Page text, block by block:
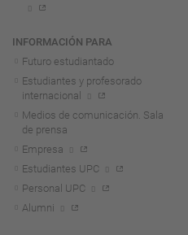
INFORMACIÓN PARA
Futuro estudiantado
Estudiantes y profesorado
internacional
Medios de comunicación. Sala
de prensa
Empresa
Estudiantes UPC
Personal UPC
Alumni